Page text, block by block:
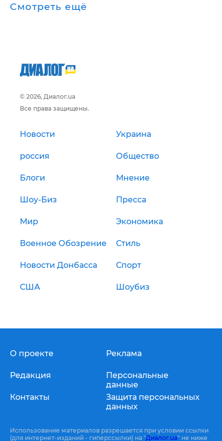
Смотреть ещё
© 2026, Диалог.ua
Все права защищены.
Новости Украина
россия Общество
Блоги Мнение
Шоу-Биз Пресса
Мир Экономика
Военное Обозрение Стиль
Новости Донбасса Спорт
США Шоубиз
О проекте
Редакция
Контакты
Реклама
Персональные
данные
Защита персональных
данных
Использование материалов разрешается при условии ссылки
(для интернет-изданий - гиперссылки) на "Диалог.ua" не ниже